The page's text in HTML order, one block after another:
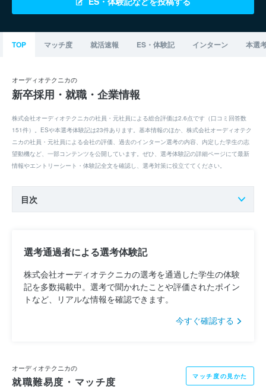
TOP マッチ度 就活速報 ES・体験記 インターン 本選
オーディオテクニカの
新卒採用・就職・企業情報
株式会社オーディオテクニカの社員・元社員による総合評価は2.6点です（口コミ回答数
151件）。ESや本選考体験記は23件あります。基本情報のほか、株式会社オーディオテク
ニカの社員・元社員による会社の評価、過去のインターン選考の内容、内定した学生の志
望動機など、一部コンテンツを公開しています。ぜひ、選考体験記の詳細ページにて最新
情報やエントリーシート・体験記全文を確認し、選考対策に役立ててください。
目次
選考通過者による選考体験記
株式会社オーディオテクニカの選考を通過した学生の体験
記を多数掲載中。選考で聞かれたことや評価されたポイン
トなど、リアルな情報を確認できます。
今すぐ確認する
オーディオテクニカの
就職難易度・マッチ度 マッチ度の見かた